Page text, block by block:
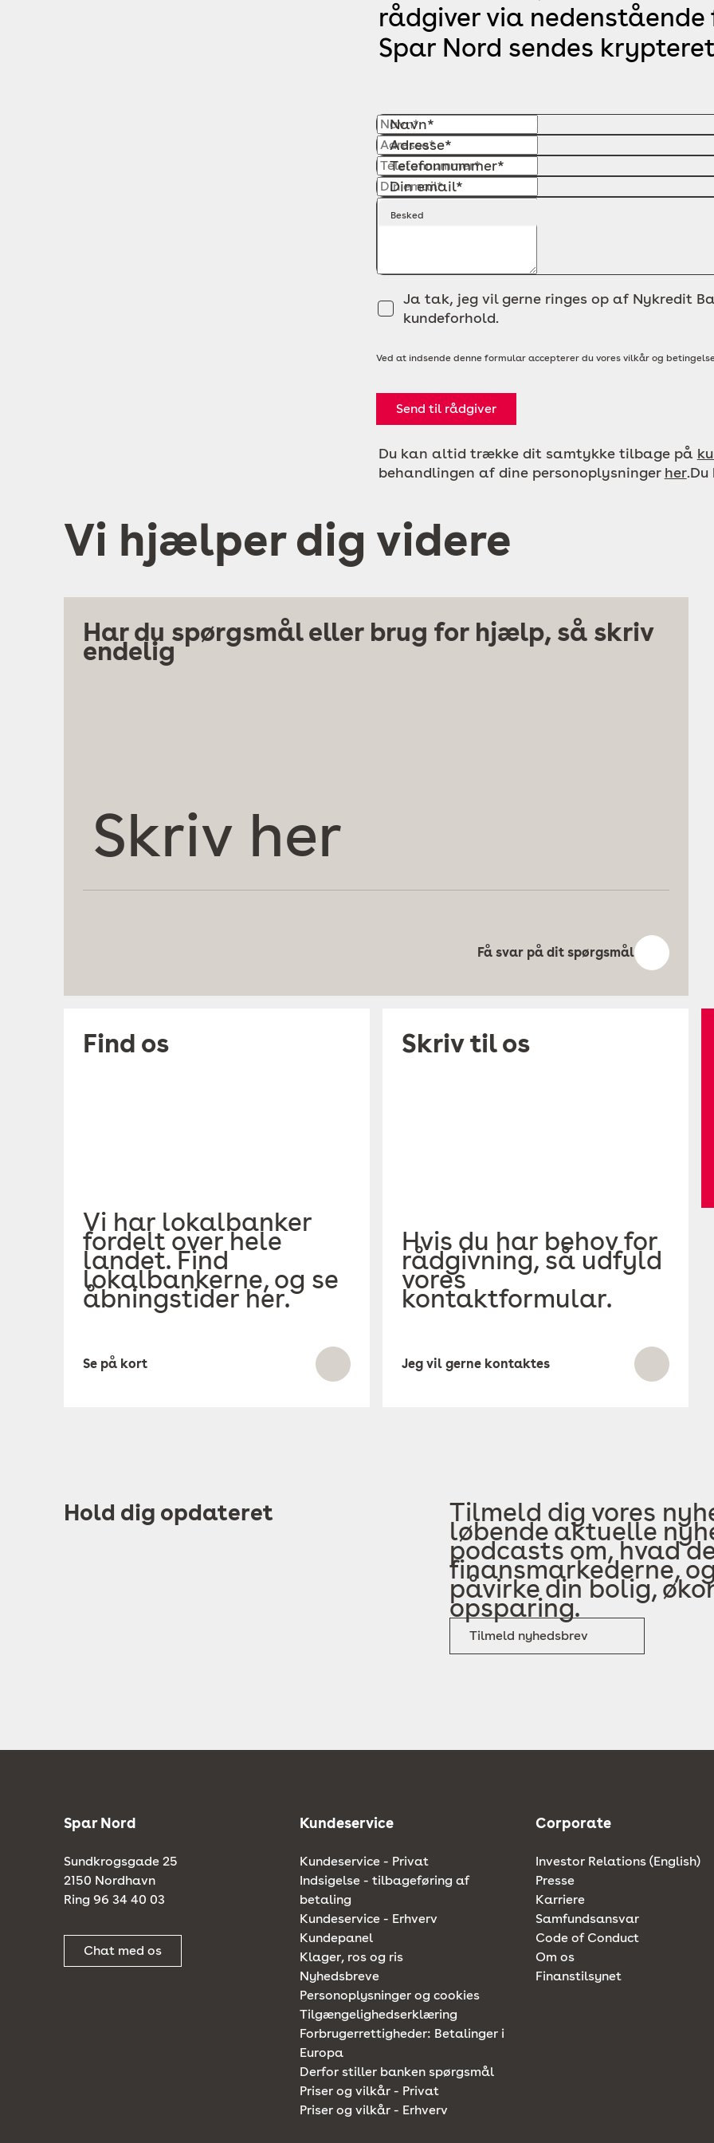
rådgiver via
Spar Nord sendes
Navn*
Adresse*
Telefonnummer*
Din email*
Besked
Ja tak, jeg vil gerne ringes op af Nykredit
kundeforhold.
Ved at indsende denne formular accepterer du vores vilkår og
Send til rådgiver
Du kan altid trække dit samtykke tilbage på
behandlingen af dine personoplysninger her
Vi hjælper dig videre
Har du spørgsmål eller brug for hjælp, så skriv
endelig
Få svar på dit spørgsmål
Find os
Vi har lokalbanker
fordelt over hele
landet. Find
lokalbankerne, og se
åbningstider her.
Se på kort
Skriv til os
Hvis du har behov for
rådgivning, så udfyld
vores
kontaktformular.
Jeg vil gerne kontaktes
Hold dig opdateret Tilmeld dig vores
løbende aktuelle
podcasts om, hvad
finansmarkederne,
påvirke din bolig,
opsparing.
Tilmeld nyhedsbrev
Spar Nord
Sundkrogsgade 25
2150 Nordhavn
Ring 96 34 40 03
Chat med os
Kundeservice
Kundeservice - Privat
Indsigelse - tilbageføring af
betaling
Kundeservice - Erhverv
Kundepanel
Klager, ros og ris
Nyhedsbreve
Personoplysninger og cookies
Tilgængelighedserklæring
Forbrugerrettigheder: Betalinger i
Europa
Derfor stiller banken spørgsmål
Priser og vilkår - Privat
Priser og vilkår - Erhverv
Corporate
Investor Relations (English)
Presse
Karriere
Samfundsansvar
Code of Conduct
Om os
Finanstilsynet